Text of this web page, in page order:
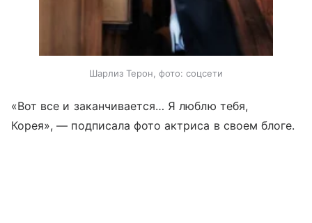
Шарлиз Терон, фото: соцсети
«Вот все и заканчивается… Я люблю тебя,
Корея», — подписала фото актриса в своем блоге.